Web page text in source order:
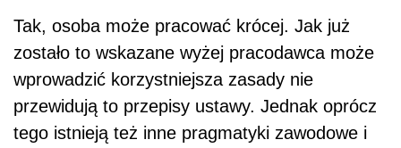
Tak, osoba może pracować krócej. Jak już
zostało to wskazane wyżej pracodawca może
wprowadzić korzystniejsza zasady nie
przewidują to przepisy ustawy. Jednak oprócz
tego istnieją też inne pragmatyki zawodowe i